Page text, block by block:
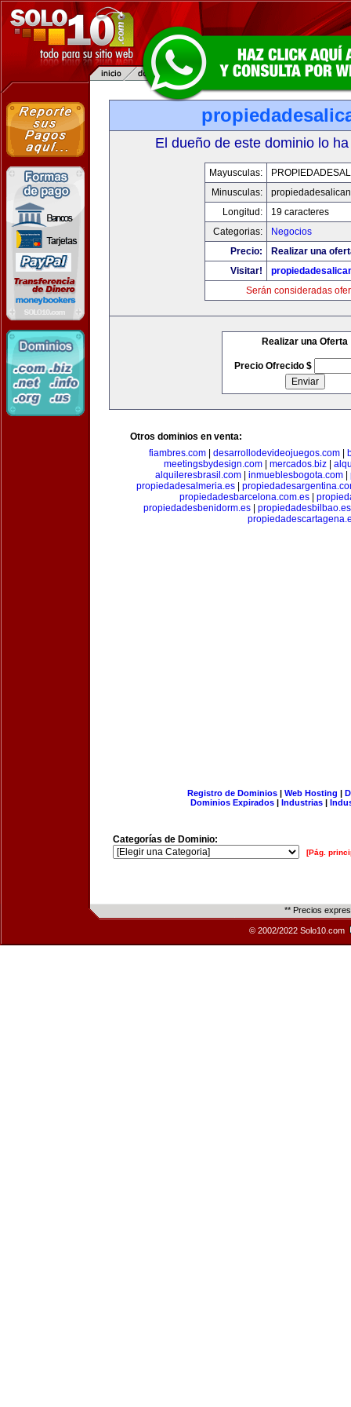
El dueño de este dominio lo
Mayusculas:
Minusculas:
Longitud:
19 caracteres
Categorias:
Negocios
Precio:
Realizar una
Visitar!
Serán consideradas
Realizar una Oferta
Precio Ofrecido $
Otros dominios en venta:
fiambres.com| desarrollodevideojuegos.com|
meetingsbydesign.com| mercados.biz|
alquileresbrasil.com| inmueblesbogota.com|
propiedadesalmeria.es
propiedadesbarcelona.com.es|
propiedadesbenidorm.es
propiedadesbilbao.es
Registro de Dominios| Web Hosting |
Dominios Expirados | Industrias |
Categorías de Dominio:
[Pág.
** Precios
© 2002/2022 Solo10.com